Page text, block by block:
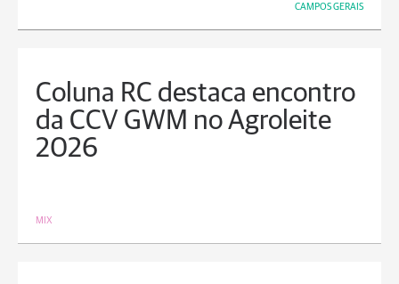
CAMPOS GERAIS
Coluna RC destaca encontro
da CCV GWM no Agroleite
2026
MIX